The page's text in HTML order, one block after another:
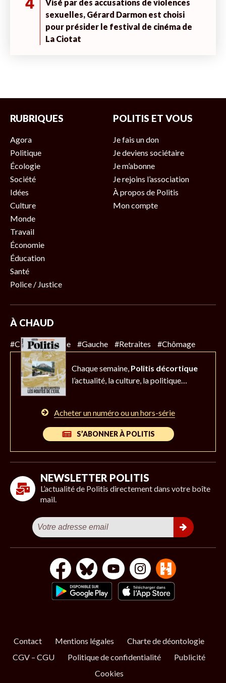
Visé par des accusations de violences
sexuelles, Gérard Darmon est choisi
pour présider le festival de cinéma de
La Ciotat
RUBRIQUES
Agora
Politique
Écologie
Société
Idées
Culture
Monde
Travail
Économie
Éducation
Santé
Police / Justice
POLITIS ET VOUS
Je fais un don
Je deviens sociétaire
Je m’abonne
Je rejoins l’association
À propos de Politis
Mon compte
À CHAUD
#Climat #Police #Gauche #Retraites #Chômage
Chaque semaine, Politis décortique
l’actualité, la culture, la politique…
Acheter un numéro ou un hors-série
S’ABONNER À POLITIS
NEWSLETTER POLITIS
L’actualité de Politis directement dans votre boîte
mail.
Contact Mentions légales
Charte de déontologie
CGV – CGU
Politique de confidentialité
Publicité
Cookies